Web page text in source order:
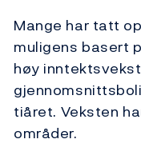
Mange har tatt
muligens basert
høy
tiåret. Veksten
områder.